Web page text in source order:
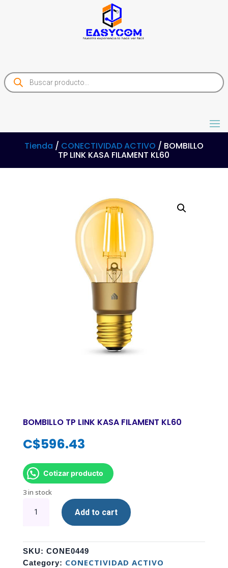
Products
search
Tienda / CONECTIVIDAD ACTIVO / BOMBILLO
TP LINK KASA FILAMENT KL60
BOMBILLO TP LINK KASA FILAMENT KL60
C$596.43
Cotizar producto
3 in stock
FILAMENT
KL60
Add to cart
SKU: CONE0449
Category: CONECTIVIDAD ACTIVO